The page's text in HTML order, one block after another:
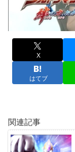
X
はてブ
関連記事